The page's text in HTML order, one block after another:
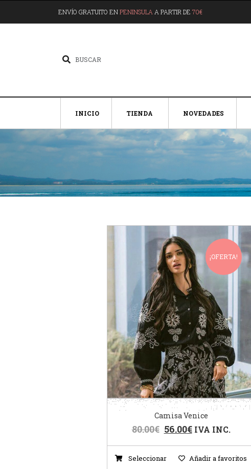
ENVÍO GRATUITO ENPENINSULA A PARTIR DE 70€
INICIO TIENDA NOVEDADES
¡OFERTA!
Camisa Venice
80.00€ 56.00€ IVA INC.
Seleccionar Añadir a favoritos